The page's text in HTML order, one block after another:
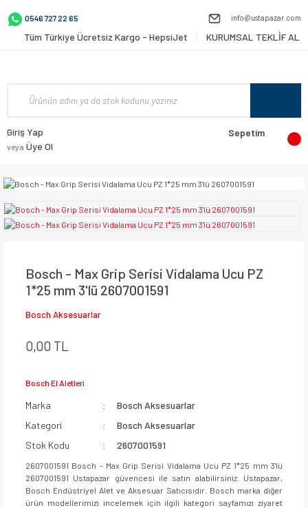
0546 727 22 65 info@ustapazar.com
Tüm Türkiye Ücretsiz Kargo - HepsiJet KURUMSAL TEKLİF AL
Giriş Yap
veya Üye Ol
Sepetim
Bosch - Max Grip Serisi Vidalama Ucu PZ
1*25 mm 3'lü 2607001591
Bosch Aksesuarlar
0,00 TL
Bosch El Aletleri
Marka
Bosch Aksesuarlar
Kategori
Bosch Aksesuarlar
Stok Kodu
2607001591
2607001591 Bosch - Max Grip Serisi Vidalama Ucu PZ 1*25 mm 3'lü
2607001591 Ustapazar güvencesi ile satın alabilirsiniz. Ustapazar,
Bosch Endüstriyel Alet ve Aksesuar Satıcısıdır. Bosch marka diğer
ürün modellerimizi incelemek için ilgili kategori sayfamızı ziyaret